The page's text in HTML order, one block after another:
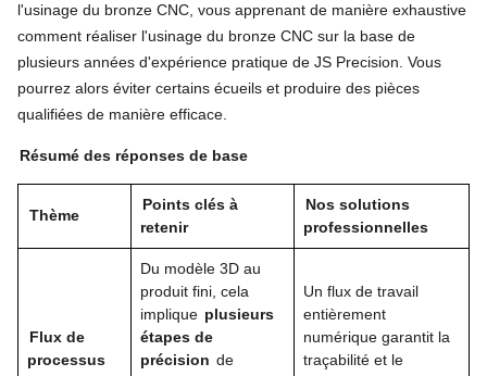
l'usinage du bronze CNC, vous apprenant de manière exhaustive
comment réaliser l'usinage du bronze CNC sur la base de
plusieurs années d'expérience pratique de JS Precision. Vous
pourrez alors éviter certains écueils et produire des pièces
qualifiées de manière efficace.
Résumé des réponses de base
Thème
Points clés à
retenir
Nos solutions
professionnelles
Flux de
processus
Du modèle 3D au
produit fini, cela
implique plusieurs
étapes de
précision de
Un flux de travail
entièrement
numérique garantit la
traçabilité et le